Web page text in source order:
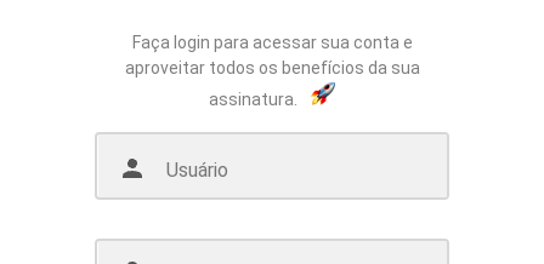
Faça login para acessar sua conta e
aproveitar todos os benefícios da sua
assinatura.